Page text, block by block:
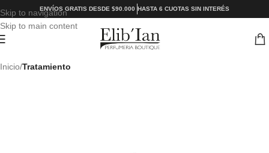
Skip to navigation
Skip to main content
ENVÍOS GRATIS DESDE $90.000 HASTA 6 CUOTAS SIN INTERÉS
Inicio Tratamiento